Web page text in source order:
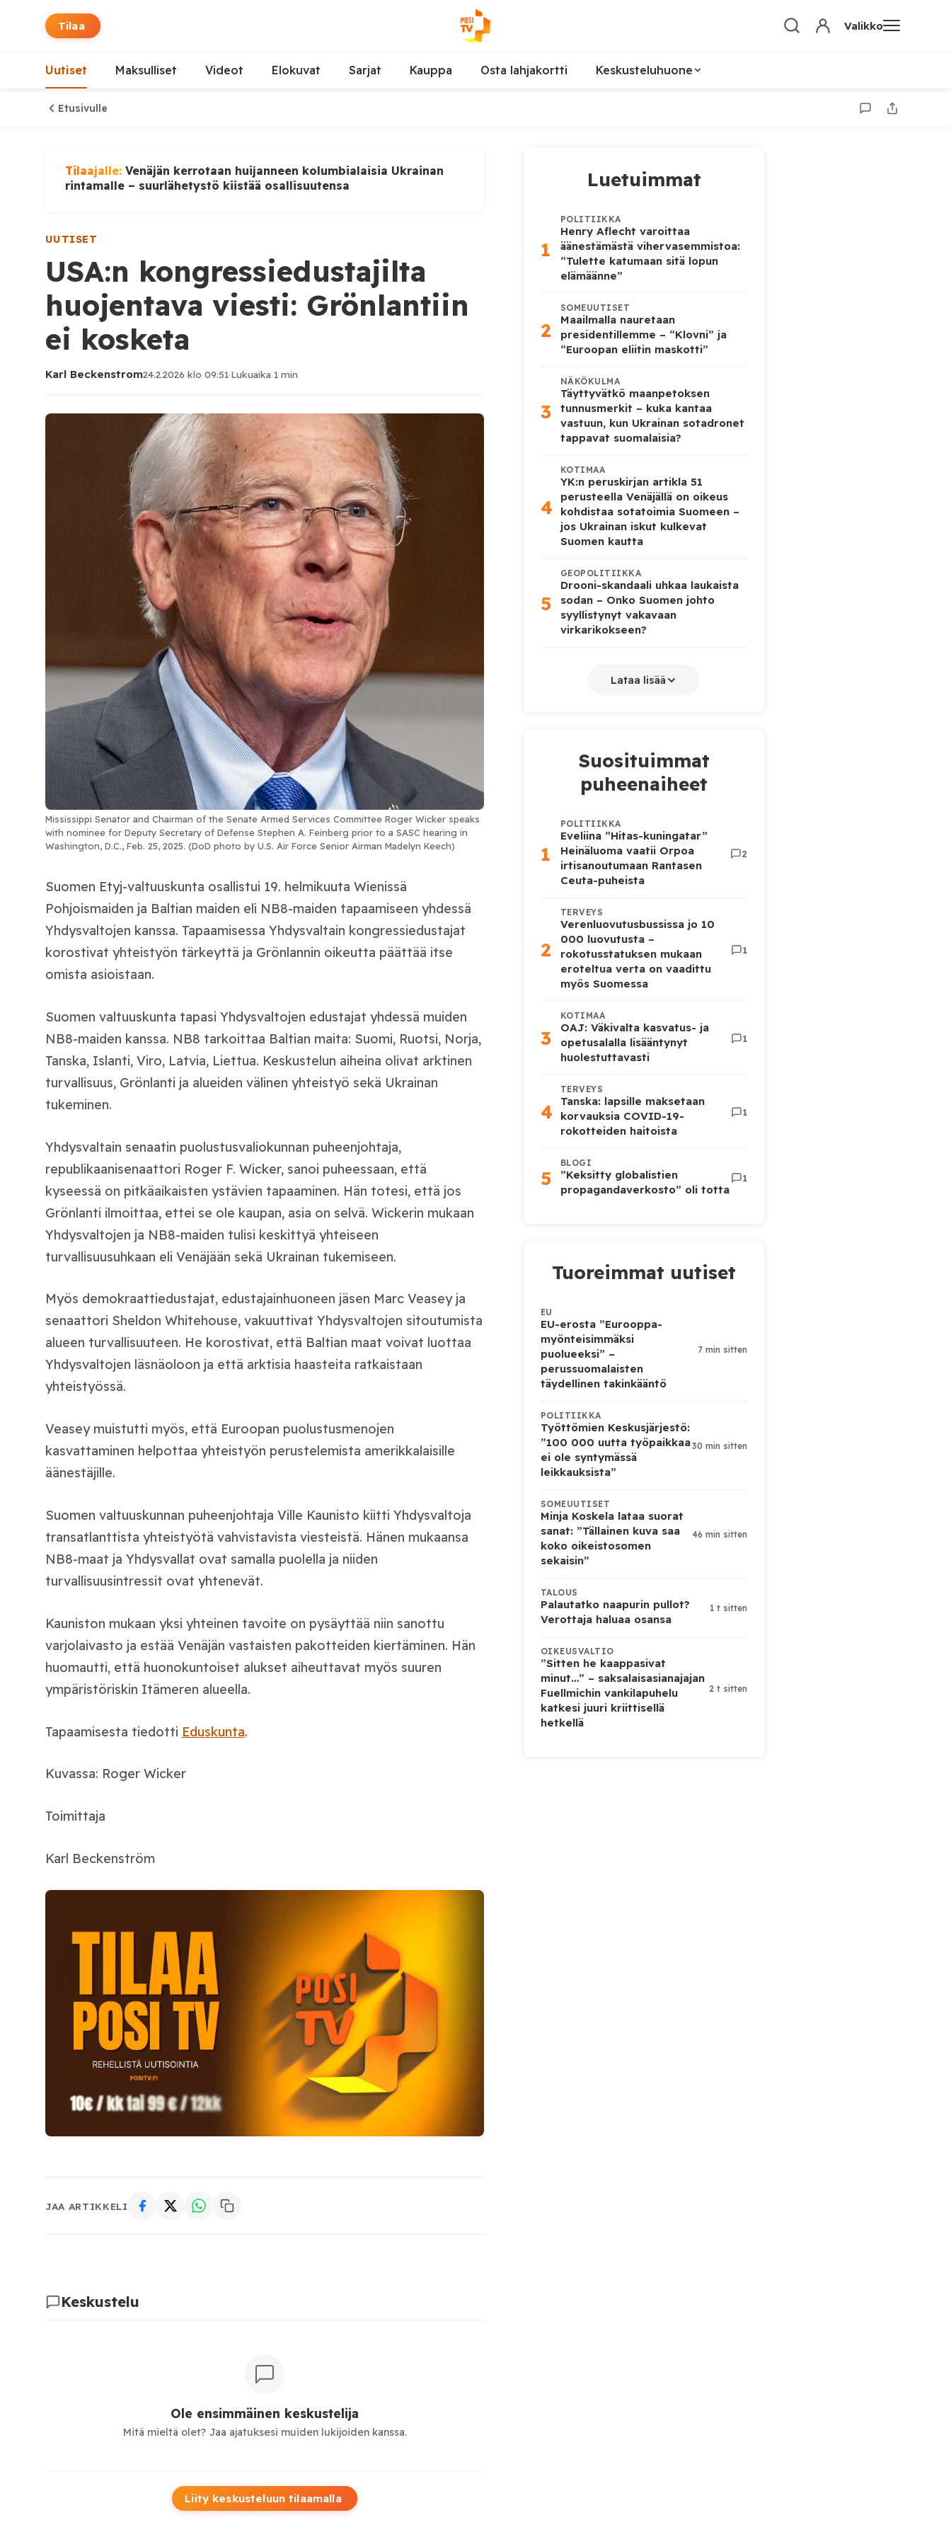
Tilaa Valikko
Uutiset Maksulliset Videot Elokuvat Sarjat Kauppa Osta lahjakortti Keskusteluhuone
Etusivulle
Tilaajalle: Venäjän kerrotaan huijanneen kolumbialaisia Ukrainan
rintamalle – suurlähetystö kiistää osallisuutensa
UUTISET
USA:n kongressiedustajilta
huojentava viesti: Grönlantiin
ei kosketa
Karl Beckenstrom24.2.2026 klo 09:51·Lukuaika 1 min
Mississippi Senator and Chairman of the Senate Armed Services Committee Roger Wicker speaks
with nominee for Deputy Secretary of Defense Stephen A. Feinberg prior to a SASC hearing in
Washington, D.C., Feb. 25, 2025. (DoD photo by U.S. Air Force Senior Airman Madelyn Keech)
Suomen Etyj-valtuuskunta osallistui 19. helmikuuta Wienissä
Pohjoismaiden ja Baltian maiden eli NB8-maiden tapaamiseen yhdessä
Yhdysvaltojen kanssa. Tapaamisessa Yhdysvaltain kongressiedustajat
korostivat yhteistyön tärkeyttä ja Grönlannin oikeutta päättää itse
omista asioistaan.
Suomen valtuuskunta tapasi Yhdysvaltojen edustajat yhdessä muiden
NB8-maiden kanssa. NB8 tarkoittaa Baltian maita: Suomi, Ruotsi, Norja,
Tanska, Islanti, Viro, Latvia, Liettua. Keskustelun aiheina olivat arktinen
turvallisuus, Grönlanti ja alueiden välinen yhteistyö sekä Ukrainan
tukeminen.
Yhdysvaltain senaatin puolustusvaliokunnan puheenjohtaja,
republikaanisenaattori Roger F. Wicker, sanoi puheessaan, että
kyseessä on pitkäaikaisten ystävien tapaaminen. Hän totesi, että jos
Grönlanti ilmoittaa, ettei se ole kaupan, asia on selvä. Wickerin mukaan
Yhdysvaltojen ja NB8-maiden tulisi keskittyä yhteiseen
turvallisuusuhkaan eli Venäjään sekä Ukrainan tukemiseen.
Myös demokraattiedustajat, edustajainhuoneen jäsen Marc Veasey ja
senaattori Sheldon Whitehouse, vakuuttivat Yhdysvaltojen sitoutumista
alueen turvallisuuteen. He korostivat, että Baltian maat voivat luottaa
Yhdysvaltojen läsnäoloon ja että arktisia haasteita ratkaistaan
yhteistyössä.
Veasey muistutti myös, että Euroopan puolustusmenojen
kasvattaminen helpottaa yhteistyön perustelemista amerikkalaisille
äänestäjille.
Suomen valtuuskunnan puheenjohtaja Ville Kaunisto kiitti Yhdysvaltoja
transatlanttista yhteistyötä vahvistavista viesteistä. Hänen mukaansa
NB8-maat ja Yhdysvallat ovat samalla puolella ja niiden
turvallisuusintressit ovat yhtenevät.
Kauniston mukaan yksi yhteinen tavoite on pysäyttää niin sanottu
varjolaivasto ja estää Venäjän vastaisten pakotteiden kiertäminen. Hän
huomautti, että huonokuntoiset alukset aiheuttavat myös suuren
ympäristöriskin Itämeren alueella.
Tapaamisesta tiedotti Eduskunta.
Kuvassa: Roger Wicker
Toimittaja
Karl Beckenström
JAA ARTIKKELI
Keskustelu
Ole ensimmäinen keskustelija
Mitä mieltä olet? Jaa ajatuksesi muiden lukijoiden kanssa.
Liity keskusteluun tilaamalla
Luetuimmat
1
POLITIIKKA
Henry Aflecht varoittaa
äänestämästä vihervasemmistoa:
“Tulette katumaan sitä lopun
elämäänne”
2
SOMEUUTISET
Maailmalla nauretaan
presidentillemme – “Klovni” ja
“Euroopan eliitin maskotti”
3
NÄKÖKULMA
Täyttyvätkö maanpetoksen
tunnusmerkit – kuka kantaa
vastuun, kun Ukrainan sotadronet
tappavat suomalaisia?
4
KOTIMAA
YK:n peruskirjan artikla 51
perusteella Venäjällä on oikeus
kohdistaa sotatoimia Suomeen –
jos Ukrainan iskut kulkevat
Suomen kautta
5
GEOPOLITIIKKA
Drooni-skandaali uhkaa laukaista
sodan – Onko Suomen johto
syyllistynyt vakavaan
virkarikokseen?
Lataa lisää
Suosituimmat
puheenaiheet
1
POLITIIKKA
Eveliina ”Hitas-kuningatar”
Heinäluoma vaatii Orpoa
irtisanoutumaan Rantasen
Ceuta-puheista
2
2
TERVEYS
Verenluovutusbussissa jo 10
000 luovutusta –
rokotusstatuksen mukaan
eroteltua verta on vaadittu
myös Suomessa
1
3
KOTIMAA
OAJ: Väkivalta kasvatus- ja
opetusalalla lisääntynyt
huolestuttavasti
1
4
TERVEYS
Tanska: lapsille maksetaan
korvauksia COVID-19-
rokotteiden haitoista
1
5
BLOGI
”Keksitty globalistien
propagandaverkosto” oli totta
1
Tuoreimmat uutiset
EU
EU-erosta ”Eurooppa-
myönteisimmäksi
puolueeksi” –
perussuomalaisten
täydellinen takinkääntö
7 min sitten
POLITIIKKA
Työttömien Keskusjärjestö:
”100 000 uutta työpaikkaa
ei ole syntymässä
leikkauksista”
30 min sitten
SOMEUUTISET
Minja Koskela lataa suorat
sanat: ”Tällainen kuva saa
koko oikeistosomen
sekaisin”
46 min sitten
TALOUS
Palautatko naapurin pullot?
Verottaja haluaa osansa
1 t sitten
OIKEUSVALTIO
”Sitten he kaappasivat
minut…” – saksalaisasianajajan
Fuellmichin vankilapuhelu
katkesi juuri kriittisellä
hetkellä
2 t sitten